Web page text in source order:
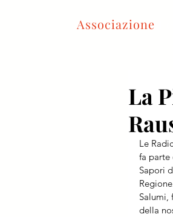
Associazione
La
Le
fa parte
Sapori
Salumi,
della